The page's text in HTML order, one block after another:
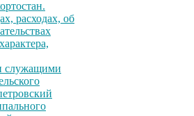
расходах, об
служащими